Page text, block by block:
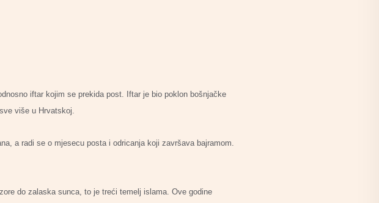
iftar kojim se prekida post. Iftar je bio poklon bošnjačke
više u Hrvatskoj.
a radi se o mjesecu posta i odricanja koji završava bajramom.
do zalaska sunca, to je treći temelj islama. Ove godine